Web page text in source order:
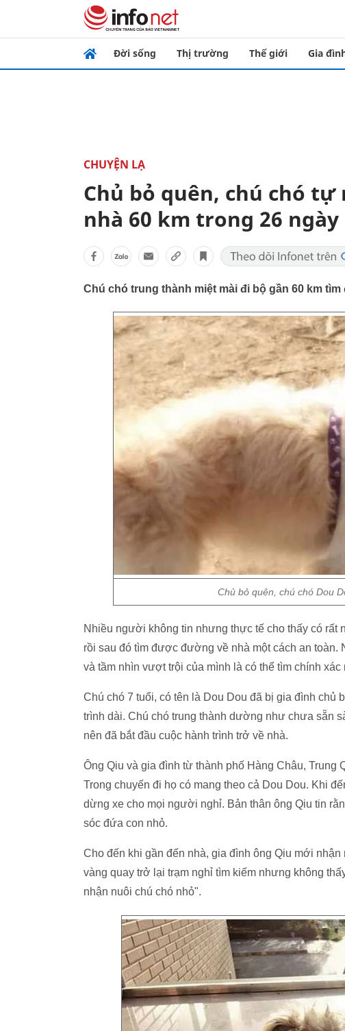
Đời sống Thị trường Thế giới Gia
CHUYỆN LẠ
Chủ bỏ quên, chú chó
nhà 60 km trong 26 ngày
Chú chó trung thành miệt mài đi bộ gần 60 km
Chủ bỏ quên, chú chó Dou
Nhiều người không tin nhưng thực tế cho thấy có rất
rồi sau đó tìm được đường về nhà một cách an
và tầm nhìn vượt trội của mình là có thể tìm chính
Chú chó 7 tuổi, có tên là Dou Dou đã bị gia đình chủ
trình dài. Chú chó trung thành dường như chưa sẵn
nên đã bắt đầu cuộc hành trình trở về nhà.
Ông Qiu và gia đình từ thành phố Hàng Châu, Trung
Trong chuyến đi họ có mang theo cả Dou Dou. Khi
dừng xe cho mọi người nghỉ. Bản thân ông Qiu tin
sóc đứa con nhỏ.
Cho đến khi gần đến nhà, gia đình ông Qiu mới
vàng quay trở lại trạm nghỉ tìm kiếm nhưng không
nhận nuôi chú chó nhỏ".